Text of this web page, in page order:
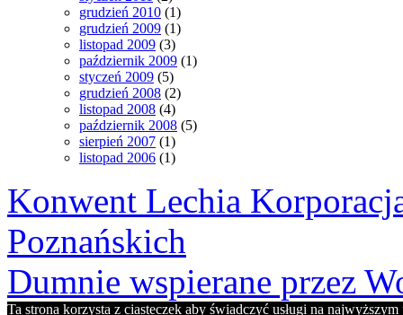
grudzień 2010 (1)
grudzień 2009 (1)
listopad 2009 (3)
październik 2009 (1)
styczeń 2009 (5)
grudzień 2008 (2)
listopad 2008 (4)
październik 2008 (5)
sierpień 2007 (1)
listopad 2006 (1)
Konwent Lechia
Poznańskich
Dumnie wspierane przez
Ta strona korzysta z ciasteczek aby świadczyć usługi na